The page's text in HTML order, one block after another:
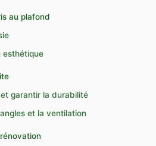
au plafond
esthétique
garantir la durabilité
et la ventilation